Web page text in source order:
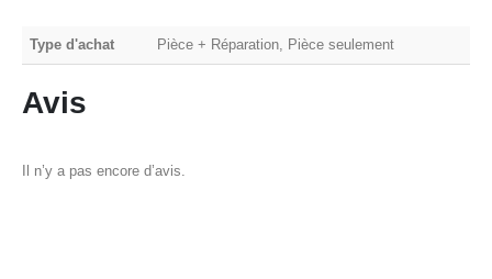
Type d'achat Pièce + Réparation, Pièce seulement
Avis
Il n’y a pas encore d’avis.